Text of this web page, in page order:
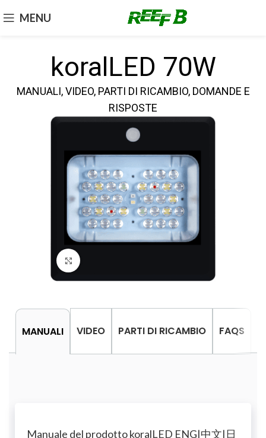
MENU
koralLED 70W
MANUALI, VIDEO, PARTI DI RICAMBIO, DOMANDE E
RISPOSTE
MANUALI VIDEO PARTI DI RICAMBIO FAQS
Manuale del prodotto koralLED ENG|中文|日